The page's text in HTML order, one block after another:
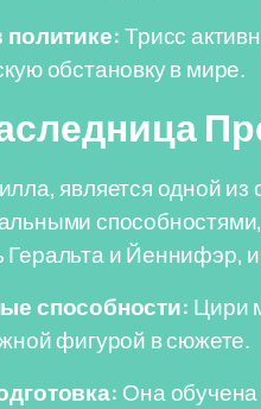
политике:Трисс
обстановку в мире.
является одной
и Йеннифэр,
способности: Цири
фигурой в сюжете.
Она